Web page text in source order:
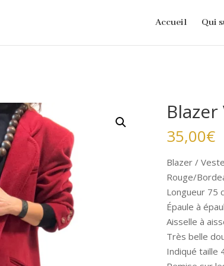
Accueil Qui
35,00€
Blazer /
Rouge/
Longueur 75
Épaule à
Aisselle à
Très belle
Indiqué taille